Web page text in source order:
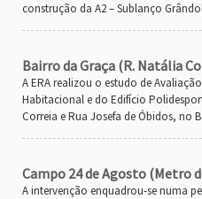
construção da A2 – Sublanço
Bairro da Graça (R. Natália
A ERA realizou o estudo de
Habitacional e do Edifício
Correia e Rua Josefa de Óbidos, no
Campo 24 de Agosto (Metro
A intervenção enquadrou-se numa